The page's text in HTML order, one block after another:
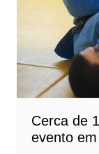
Cerca de
evento